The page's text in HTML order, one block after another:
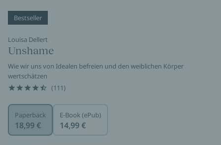
Bestseller
Louisa Dellert
Unshame
Wie wir uns von Idealen befreien und den weiblichen Körper
wertschätzen
(111)
Paperback
18,99 €
E-Book (ePub)
14,99 €